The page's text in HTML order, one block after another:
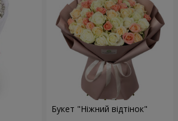
Букет "Ніжний відтінок"